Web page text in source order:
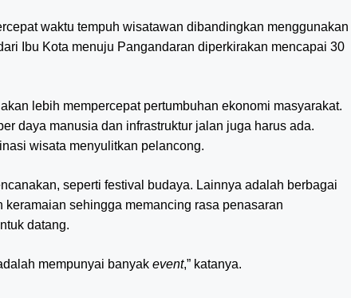
waktu tempuh wisatawan dibandingkan menggunakan
Ibu Kota menuju Pangandaran diperkirakan mencapai 30
lebih mempercepat pertumbuhan ekonomi masyarakat.
daya manusia dan infrastruktur jalan juga harus ada.
wisata menyulitkan pelancong.
seperti festival budaya. Lainnya adalah berbagai
sehingga memancing rasa penasaran
datang.
mempunyai banyak event,” katanya.